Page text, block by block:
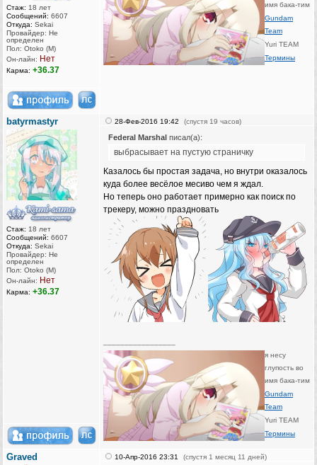
Стаж: 18 лет
Сообщений: 6607
Откуда: Sekai
Провайдер: Не
определен
Пол: Otoko (M)
Он-лайн: Нет
Карма: +36.37
имя бака-тим
Gundam
Team
Yuri TEAM
Термины
batyrmastyr
Стаж: 18 лет
Сообщений: 6607
Откуда: Sekai
Провайдер: Не
определен
Пол: Otoko (M)
Он-лайн: Нет
Карма: +36.37
28-Фев-2016 19:42 (спустя 19 часов)
Federal Marshal писал(а):
выбрасывает на пустую страничку
Казалось бы простая задача, но внутри оказалось
куда более весёлое месиво чем я ждал.
Но теперь оно работает примерно как поиск по
трекеру, можно праздновать
я несу
глупость во
имя бака-тим
Gundam
Team
Yuri TEAM
Термины
Graved 10-Апр-2016 23:31 (спустя 1 месяц 11 дней)